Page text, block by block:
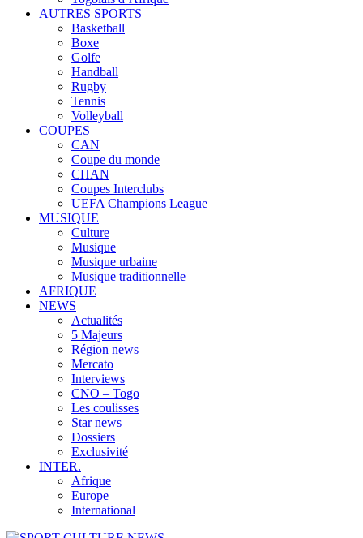
AUTRES SPORTS
Basketball
Boxe
Golfe
Handball
Rugby
Tennis
Volleyball
COUPES
CAN
Coupe du monde
CHAN
Coupes Interclubs
UEFA Champions League
MUSIQUE
Culture
Musique
Musique urbaine
Musique traditionnelle
AFRIQUE
NEWS
Actualités
5 Majeurs
Région news
Mercato
Interviews
CNO – Togo
Les coulisses
Star news
Dossiers
Exclusivité
INTER.
Afrique
Europe
International